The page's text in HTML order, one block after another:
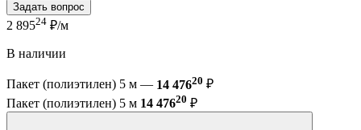
Задать вопрос
2 89524 ₽/м
В наличии
Пакет (полиэтилен) 5 м — 14 47620 ₽
Пакет (полиэтилен) 5 м 14 47620 ₽